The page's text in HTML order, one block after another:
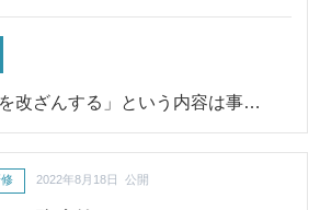
改ざんする」という内容は事…
2022年8月18日 公開